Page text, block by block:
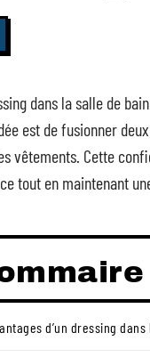
dans la salle de
est de fusionner
vêtements. Cette
tout en maintenant
d’un dressing